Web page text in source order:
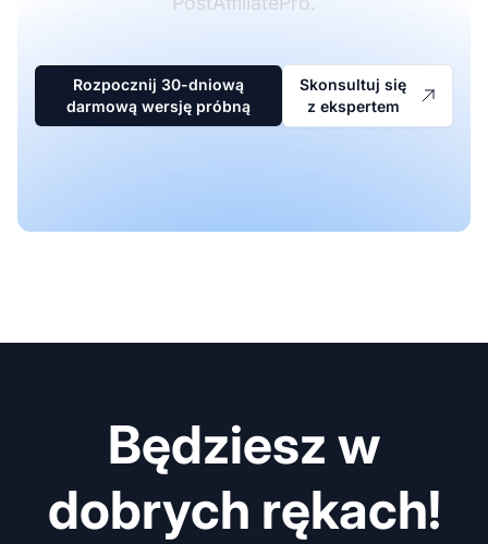
Rozpocznij 30-dniową
darmową wersję próbną
Skonsultuj się
z ekspertem
Będziesz w
dobrych rękach!